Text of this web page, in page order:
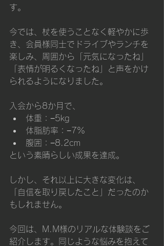
す。
今では、杖を使うことなく軽やかに歩
き、会員様同士でドライブやランチを
楽しみ、周囲から「元気になったね」
「表情が明るくなったね」と声をかけ
られるようになりました。
入会から8か月で、
体重：−5kg
体脂肪率：−7%
腹囲：−8.2cm
という素晴らしい成果を達成。
しかし、それ以上に大きな変化は、
「自信を取り戻したこと」だったのか
もしれません。
今回は、M.M様のリアルな体験談をご
紹介します。同じような悩みを抱えて